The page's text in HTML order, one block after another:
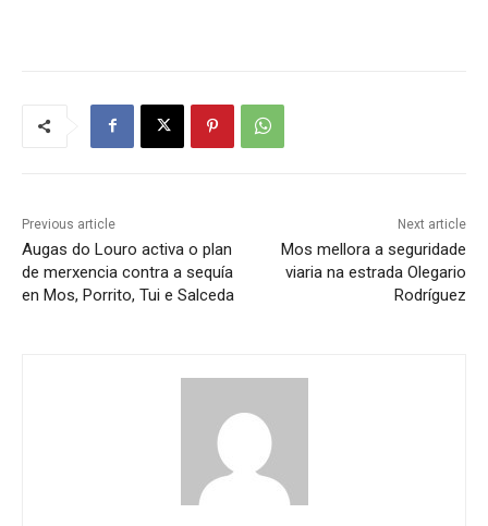
Previous article
Augas do Louro activa o plan
de merxencia contra a sequía
en Mos, Porrito, Tui e Salceda
Next article
Mos mellora a seguridade
viaria na estrada Olegario
Rodríguez